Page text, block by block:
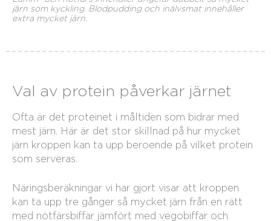
järn som kyckling. Blodpudding och inälvsmat innehåller
extra mycket järn.
Val av protein påverkar järnet
Ofta är det proteinet i måltiden som bidrar med
mest järn. Här är det stor skillnad på hur mycket
järn kroppen kan ta upp beroende på vilket protein
som serveras.
Näringsberäkningar vi har gjort visar att kroppen
kan ta upp tre gånger så mycket järn från en rätt
med nötfärsbiffar jämfört med vegobiffar och